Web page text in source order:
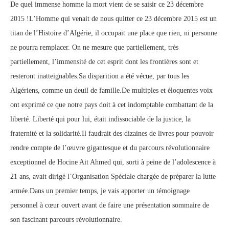
De quel immense homme la mort vient de se saisir ce 23 décembre
2015 !L’Homme qui venait de nous quitter ce 23 décembre 2015 est un
titan de l’Histoire d’Algérie, il occupait une place que rien, ni personne
ne pourra remplacer. On ne mesure que partiellement, très
partiellement, l’immensité de cet esprit dont les frontières sont et
resteront inatteignables.Sa disparition a été vécue, par tous les
Algériens, comme un deuil de famille.De multiples et éloquentes voix
ont exprimé ce que notre pays doit à cet indomptable combattant de la
liberté. Liberté qui pour lui, était indissociable de la justice, la
fraternité et la solidarité.Il faudrait des dizaines de livres pour pouvoir
rendre compte de l’œuvre gigantesque et du parcours révolutionnaire
exceptionnel de Hocine Ait Ahmed qui, sorti à peine de l’adolescence à
21 ans, avait dirigé l’Organisation Spéciale chargée de préparer la lutte
armée.Dans un premier temps, je vais apporter un témoignage
personnel à cœur ouvert avant de faire une présentation sommaire de
son fascinant parcours révolutionnaire.